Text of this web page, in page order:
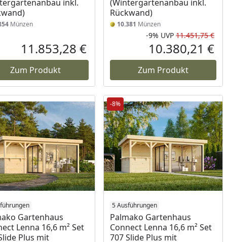
Preis
inkl.
Münzen
Aktueller Preis
11.853,28 €
Zum Produkt
(Wintergartenanbau inkl.
Rückwand)
10.381 Münzen
-9% UVP 11.451,75 €
10.380,21 €
Zum Produkt
Gartenhaus
Lenna 16,6 m² Set
Plus mit
-8%
5 Ausführungen
Palmako Gartenhaus
Connect Lenna 16,6 m² Set
707 Slide Plus mit